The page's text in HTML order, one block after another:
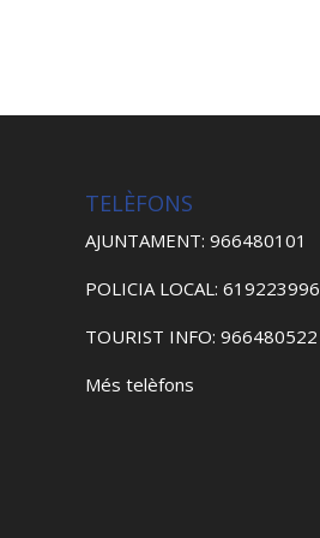
TELÈFONS
AJUNTAMENT: 966480101
POLICIA LOCAL: 619223996
TOURIST INFO: 966480522
Més telèfons